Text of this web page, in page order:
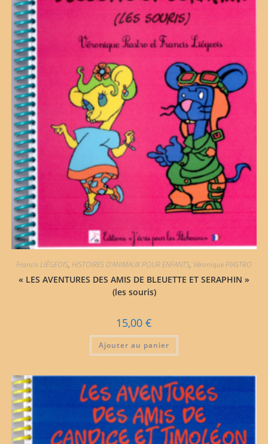
Francis LIÉGEOIS, HISTOIRES D'ANIMAUX POUR ENFANTS, Véronique PIASTRO
« LES AVENTURES DES AMIS DE BLEUETTE ET SERAPHIN »
(les souris)
15,00 €
Ajouter au panier